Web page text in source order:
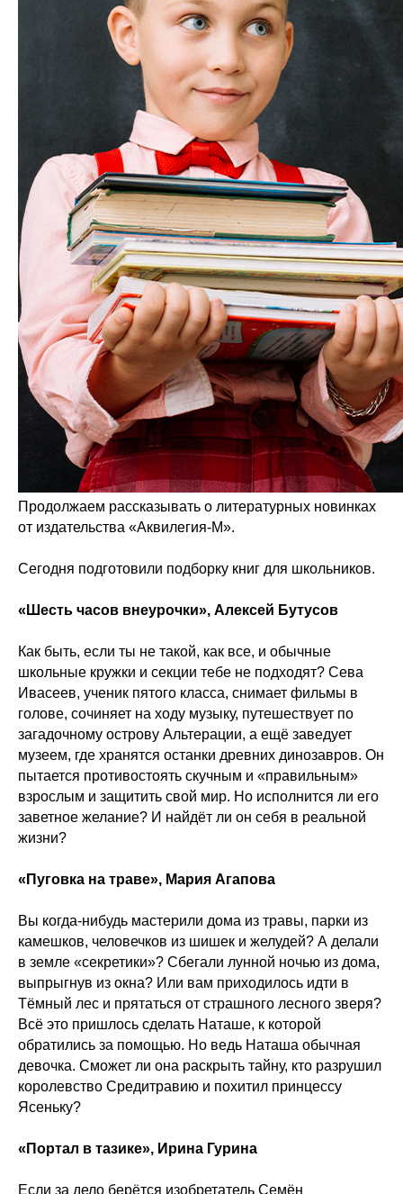
Продолжаем рассказывать о литературных новинках
от издательства «Аквилегия-М».
Сегодня подготовили подборку книг для школьников.
«Шесть часов внеурочки», Алексей Бутусов
Как быть, если ты не такой, как все, и обычные
школьные кружки и секции тебе не подходят? Сева
Ивасеев, ученик пятого класса, снимает фильмы в
голове, сочиняет на ходу музыку, путешествует по
загадочному острову Альтерации, а ещё заведует
музеем, где хранятся останки древних динозавров. Он
пытается противостоять скучным и «правильным»
взрослым и защитить свой мир. Но исполнится ли его
заветное желание? И найдёт ли он себя в реальной
жизни?
«Пуговка на траве», Мария Агапова
Вы когда-нибудь мастерили дома из травы, парки из
камешков, человечков из шишек и желудей? А делали
в земле «секретики»? Сбегали лунной ночью из дома,
выпрыгнув из окна? Или вам приходилось идти в
Тёмный лес и прятаться от страшного лесного зверя?
Всё это пришлось сделать Наташе, к которой
обратились за помощью. Но ведь Наташа обычная
девочка. Сможет ли она раскрыть тайну, кто разрушил
королевство Средитравию и похитил принцессу
Ясеньку?
«Портал в тазике», Ирина Гурина
Если за дело берётся изобретатель Семён